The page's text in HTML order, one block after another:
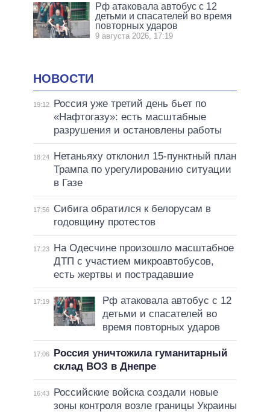
Рф атаковала автобус с 12
детьми и спасателей во время
повторных ударов
9 августа 2026, 17:19
НОВОСТИ
19:12
Россия уже третий день бьет по
«Нафтогазу»: есть масштабные
разрушения и остановлены работы
18:24
Нетаньяху отклонил 15-пунктный план
Трампа по урегулированию ситуации
в Газе
17:56
Сибига обратился к белорусам в
годовщину протестов
17:23
На Одесчине произошло масштабное
ДТП с участием микроавтобусов,
есть жертвы и пострадавшие
17:19
Рф атаковала автобус с 12
детьми и спасателей во
время повторных ударов
17:06
Россия уничтожила гуманитарный
склад ВОЗ в Днепре
16:43
Российские войска создали новые
зоны контроля возле границы Украины